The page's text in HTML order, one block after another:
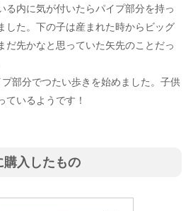
る内に気が付いたらパイプ部分を持っ
した。下の子は産まれた時からビッグ
だ先かなと思っていた矢先のことだっ
部分でつたい歩きを始めました。子供
ているようです！
購入したもの